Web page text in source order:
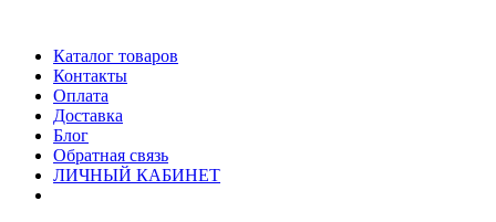
Каталог товаров
Контакты
Оплата
Доставка
Блог
Обратная связь
ЛИЧНЫЙ КАБИНЕТ